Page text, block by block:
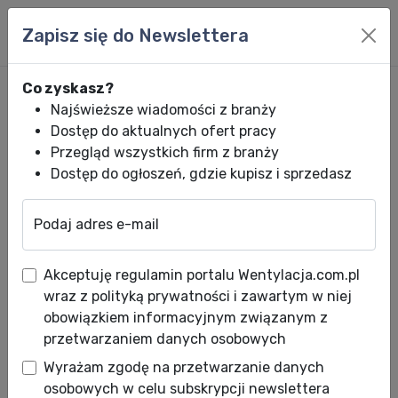
Rusza China Tour Haier 2027!
Dołącz do wielkiej akcji i leć z
nami do Chin
Data publikacji: 27.05.2026
Zapisz się do Newslettera
Co zyskasz?
Najświeższe wiadomości z branży
Dostęp do aktualnych ofert pracy
Przegląd wszystkich firm z branży
Dostęp do ogłoszeń, gdzie kupisz i sprzedasz
Podaj adres e-mail
Akceptuję regulamin portalu Wentylacja.com.pl
wraz z polityką prywatności i zawartym w niej
obowiązkiem informacyjnym związanym z
przetwarzaniem danych osobowych
Wyrażam zgodę na przetwarzanie danych
osobowych w celu subskrypcji newslettera